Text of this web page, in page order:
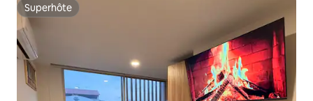
Superhôte
Superhôte